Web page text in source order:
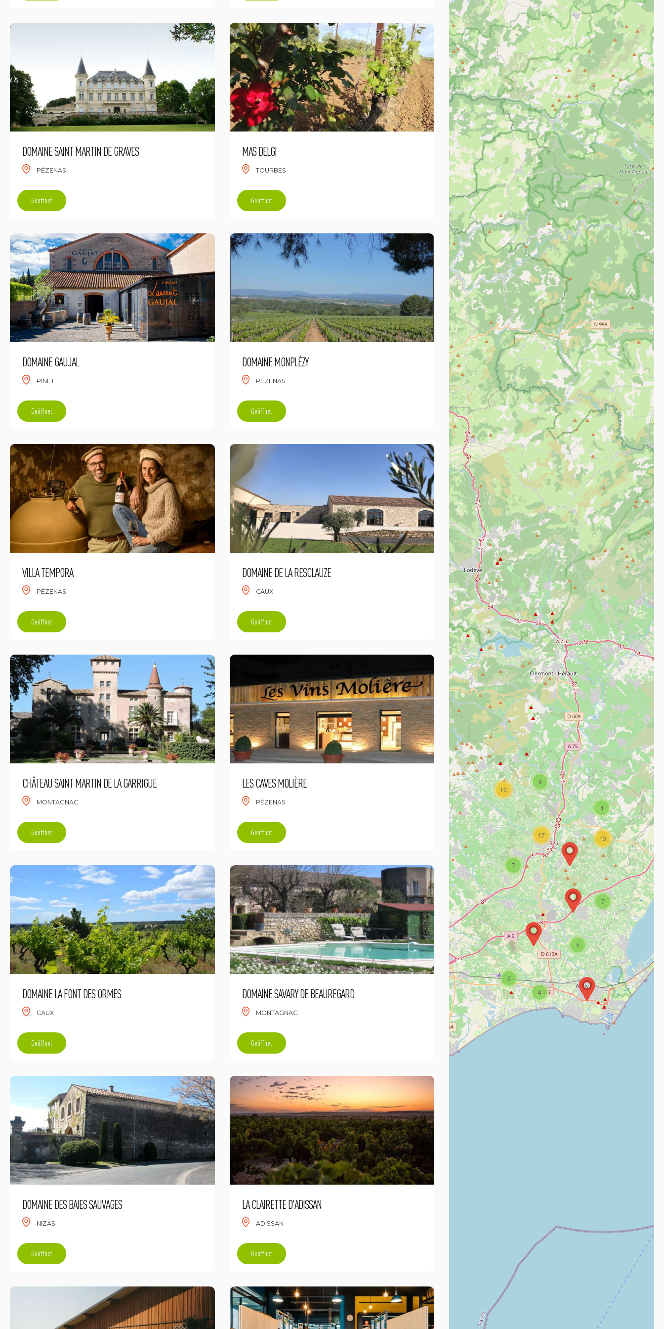
DOMAINE SAINT MARTIN DE GRAVES
PÉZENAS
Geöffnet
MAS DELGI
TOURBES
Geöffnet
DOMAINE GAUJAL
PINET
Geöffnet
DOMAINE MONPLÉZY
PÉZENAS
Geöffnet
VILLA TEMPORA
PÉZENAS
Geöffnet
DOMAINE DE LA RESCLAUZE
CAUX
Geöffnet
CHÂTEAU SAINT MARTIN DE LA GARRIGUE
MONTAGNAC
Geöffnet
LES CAVES MOLIÈRE
PÉZENAS
Geöffnet
DOMAINE LA FONT DES ORMES
CAUX
Geöffnet
DOMAINE SAVARY DE BEAUREGARD
MONTAGNAC
Geöffnet
DOMAINE DES BAIES SAUVAGES
NIZAS
Geöffnet
LA CLAIRETTE D'ADISSAN
ADISSAN
Geöffnet
5
4
5
7
4
7
9
13
10
17